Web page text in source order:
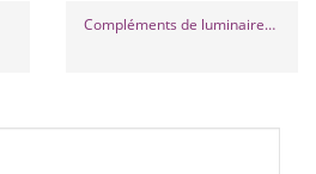
Compléments de luminaires intérieurs